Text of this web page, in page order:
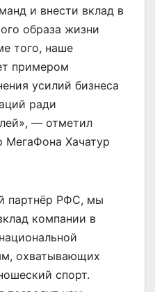
и внести вклад в
образа жизни
того, наше
примером
усилий бизнеса
ради
— отметил
МегаФона Хачатур
партнёр РФС, мы
компании в
охватывающих
спорт.